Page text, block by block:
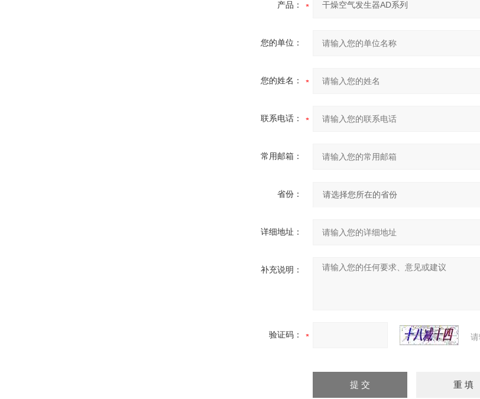
产品：
您的单位：
您的姓名：
联系电话：
常用邮箱：
省份：
详细地址：
补充说明：
验证码：